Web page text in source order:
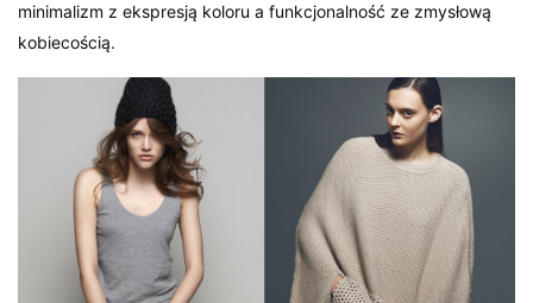
minimalizm z ekspresją koloru a funkcjonalność ze zmysłową
kobiecością.